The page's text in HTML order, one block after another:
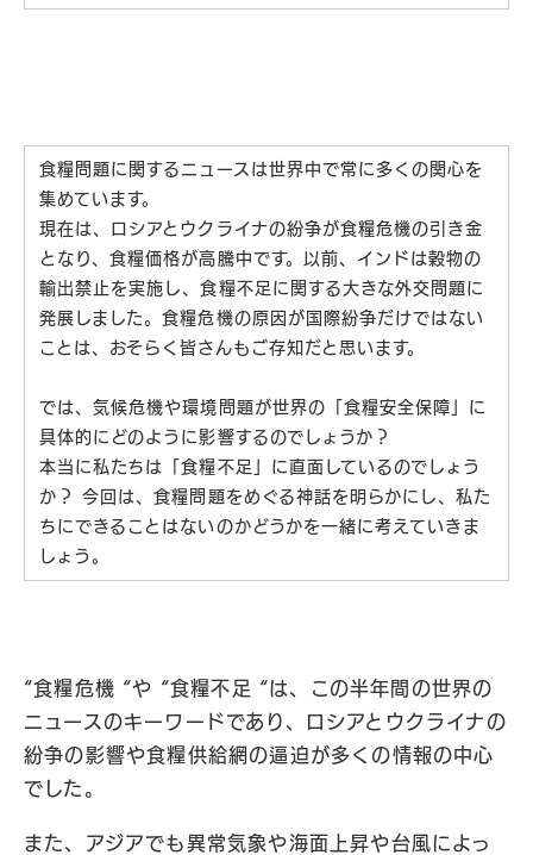
食糧問題に関するニュースは世界中で常に多くの関心を
集めています。
現在は、ロシアとウクライナの紛争が食糧危機の引き金
となり、食糧価格が高騰中です。以前、インドは穀物の
輸出禁止を実施し、食糧不足に関する大きな外交問題に
発展しました。食糧危機の原因が国際紛争だけではない
ことは、おそらく皆さんもご存知だと思います。
では、気候危機や環境問題が世界の「食糧安全保障」に
具体的にどのように影響するのでしょうか？
本当に私たちは「食糧不足」に直面しているのでしょう
か？ 今回は、食糧問題をめぐる神話を明らかにし、私た
ちにできることはないのかどうかを一緒に考えていきま
しょう。
“食糧危機 “や “食糧不足 “は、この半年間の世界の
ニュースのキーワードであり、ロシアとウクライナの
紛争の影響や食糧供給網の逼迫が多くの情報の中心
でした。
また、アジアでも異常気象や海面上昇や台風によっ